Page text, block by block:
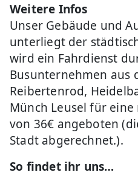
Weitere Infos
Unser Gebäude und
unterliegt der
wird ein Fahrdienst
Busunternehmen aus
Reibertenrod,
Münch Leusel für
von 36€ angeboten
Stadt abgerechnet.).
So findet ihr uns…